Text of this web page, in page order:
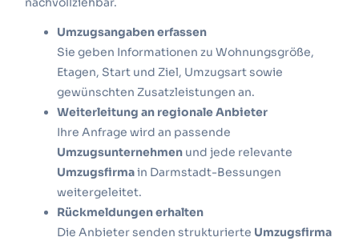
Umzugsangaben erfassen
Sie geben Informationen zu Wohnungsgröße,
Etagen, Start und Ziel, Umzugsart sowie
gewünschten Zusatzleistungen an.
Weiterleitung an regionale Anbieter
Ihre Anfrage wird an passende
Umzugsunternehmen und jede relevante
Umzugsfirmain Darmstadt-Bessungen
weitergeleitet.
Rückmeldungen erhalten
Die Anbieter senden strukturierte Umzugsfirma